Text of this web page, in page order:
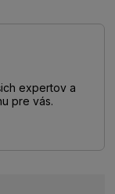
expertov a
pre vás.